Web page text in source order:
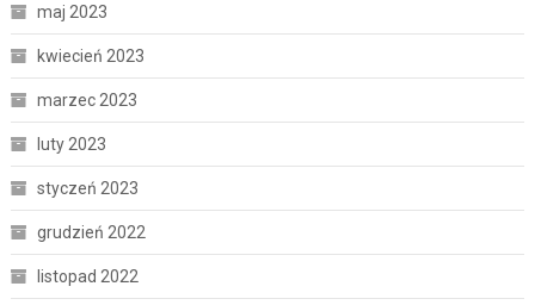
maj 2023
kwiecień 2023
marzec 2023
luty 2023
styczeń 2023
grudzień 2022
listopad 2022